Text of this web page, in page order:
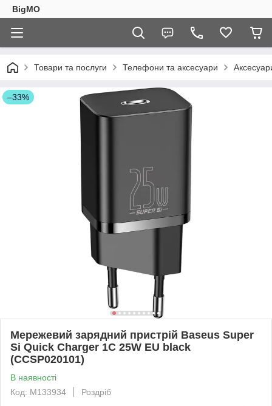
BigMO
Товари та послуги Телефони та аксесуари
–33%
Мережевий зарядний пристрій Baseus Super
Si Quick Charger 1C 25W EU black
(CCSP020101)
В наявності
Код: M133934
Роздріб